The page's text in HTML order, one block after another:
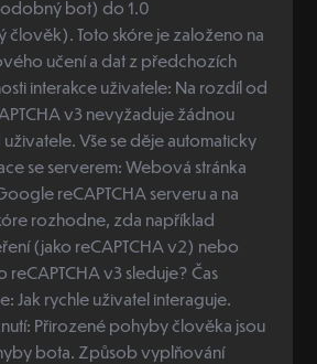
bot) do 1.0
Toto skóre je založeno na
učení a dat z předchozích
interakce uživatele: Na rozdíl od
v3 nevyžaduje žádnou
Vše se děje automaticky
se serverem: Webová stránka
reCAPTCHA serveru a na
rozhodne, zda například
(jako reCAPTCHA v2) nebo
v3 sleduje? Čas
Jak rychle uživatel interaguje.
Přirozené pohyby člověka jsou
bota. Způsob vyplňování